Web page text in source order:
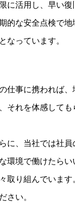
に活用し、早い復
的な安全点検で
なっています。
仕事に携われば
それを体感しても
に、当社では社
環境で働けたら
取り組んでいま
さい。